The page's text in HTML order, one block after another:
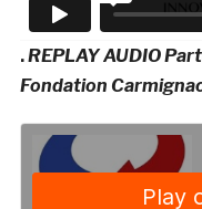
.REPLAY AUDIO
Fondation